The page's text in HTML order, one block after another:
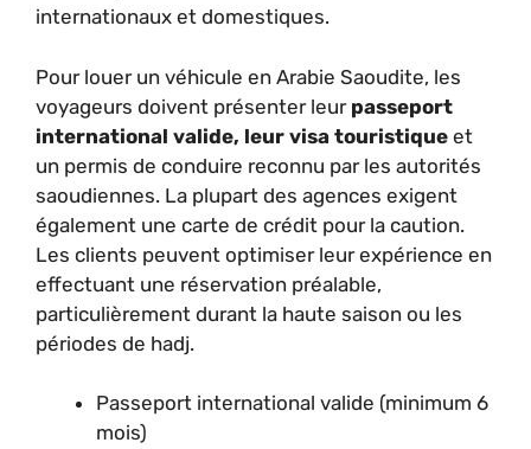
internationaux et domestiques.
Pour louer un véhicule en Arabie Saoudite, les
voyageurs doivent présenter leur passeport
international valide, leur visa touristique et
un permis de conduire reconnu par les autorités
saoudiennes. La plupart des agences exigent
également une carte de crédit pour la caution.
Les clients peuvent optimiser leur expérience en
effectuant une réservation préalable,
particulièrement durant la haute saison ou les
périodes de hadj.
Passeport international valide (minimum 6
mois)